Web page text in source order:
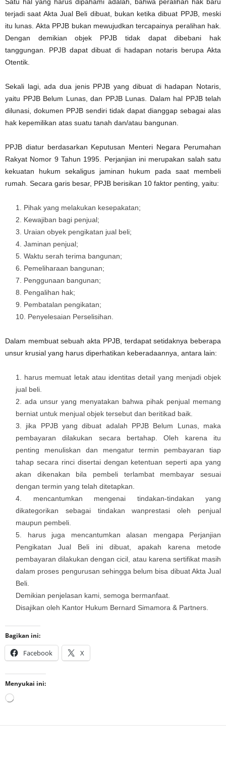
Satu hal yang harus dipahami adalah, bahwa peralihan hak baru
terjadi saat Akta Jual Beli dibuat, bukan ketika dibuat PPJB, meski
itu lunas. Akta PPJB bukan mewujudkan tercapainya peralihan hak.
Dengan demikian objek PPJB tidak dapat dibebani hak
tanggungan. PPJB dapat dibuat di hadapan notaris berupa Akta
Otentik.
Sekali lagi, ada dua jenis PPJB yang dibuat di hadapan Notaris,
yaitu PPJB Belum Lunas, dan PPJB Lunas. Dalam hal PPJB telah
dilunasi, dokumen PPJB sendiri tidak dapat dianggap sebagai alas
hak kepemilikan atas suatu tanah dan/atau bangunan.
PPJB diatur berdasarkan Keputusan Menteri Negara Perumahan
Rakyat Nomor 9 Tahun 1995. Perjanjian ini merupakan salah satu
kekuatan hukum sekaligus jaminan hukum pada saat membeli
rumah. Secara garis besar, PPJB berisikan 10 faktor penting, yaitu:
Pihak yang melakukan kesepakatan;
Kewajiban bagi penjual;
Uraian obyek pengikatan jual beli;
Jaminan penjual;
Waktu serah terima bangunan;
Pemeliharaan bangunan;
Penggunaan bangunan;
Pengalihan hak;
Pembatalan pengikatan;
Penyelesaian Perselisihan.
Dalam membuat sebuah akta PPJB, terdapat setidaknya beberapa
unsur krusial yang harus diperhatikan keberadaannya, antara lain:
harus memuat letak atau identitas detail yang menjadi objek
jual beli.
ada unsur yang menyatakan bahwa pihak penjual memang
berniat untuk menjual objek tersebut dan beritikad baik.
jika PPJB yang dibuat adalah PPJB Belum Lunas, maka
pembayaran dilakukan secara bertahap. Oleh karena itu
penting menuliskan dan mengatur termin pembayaran tiap
tahap secara rinci disertai dengan ketentuan seperti apa yang
akan dikenakan bila pembeli terlambat membayar sesuai
dengan termin yang telah ditetapkan.
mencantumkan mengenai tindakan-tindakan yang
dikategorikan sebagai tindakan wanprestasi oleh penjual
maupun pembeli.
harus juga mencantumkan alasan mengapa Perjanjian
Pengikatan Jual Beli ini dibuat, apakah karena metode
pembayaran dilakukan dengan cicil, atau karena sertifikat masih
dalam proses pengurusan sehingga belum bisa dibuat Akta Jual
Beli.
Demikian penjelasan kami, semoga bermanfaat.
Disajikan oleh Kantor Hukum Bernard Simamora & Partners.
Bagikan ini:
Facebook X
Menyukai ini:
Memuat...